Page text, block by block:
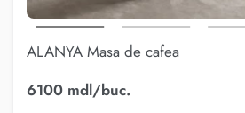
ALANYA Masa de cafea
6100 mdl/buc.